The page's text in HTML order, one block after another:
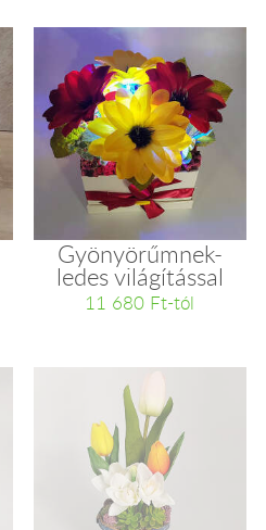
Gyönyörűmnek-
ledes világítással
11 680 Ft-tól